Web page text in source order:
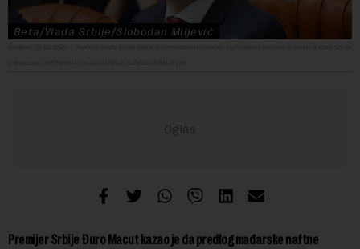
Beta/Vlada Srbije/Slobodan Miljević
Premijer Srbije Đuro Macut kazao je da predlog mađarske naftne